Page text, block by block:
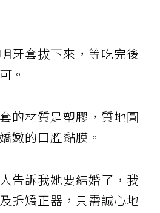
牙套拔下來，等吃完後
。
的材質是塑膠，質地圓
嫩的口腔黏膜。
告訴我她要結婚了，我
拆矯正器，只需誠心地